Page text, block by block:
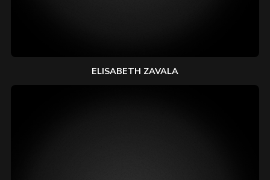
ELISABETH ZAVALA